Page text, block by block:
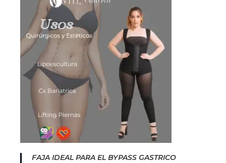
FAJA IDEAL PARA EL BYPASS GASTRICO